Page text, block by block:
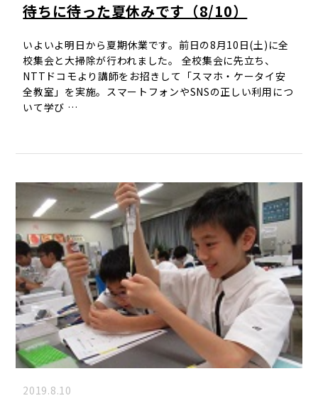
待ちに待った夏休みです（8/10）
いよいよ明日から夏期休業です。前日の8月10日(土)に全
校集会と大掃除が行われました。 全校集会に先立ち、
NTTドコモより講師をお招きして「スマホ・ケータイ安
全教室」を実施。スマートフォンやSNSの正しい利用につ
いて学び …
2019.8.10